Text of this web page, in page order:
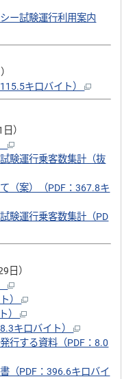
ー試験運行利用案内
キロバイト）
）
験運行乗客数集計（抜
（案）（PDF：367.8キ
験運行乗客数集計（PD
日）
ト）
）
キロバイト）
行する資料（PDF：8.0
（PDF：396.6キロバイ